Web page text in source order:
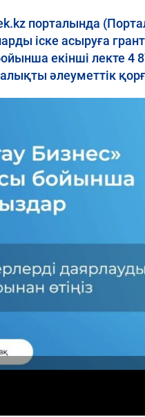
порталында
іске асыруға
екінші лекте 4
әлеуметтік